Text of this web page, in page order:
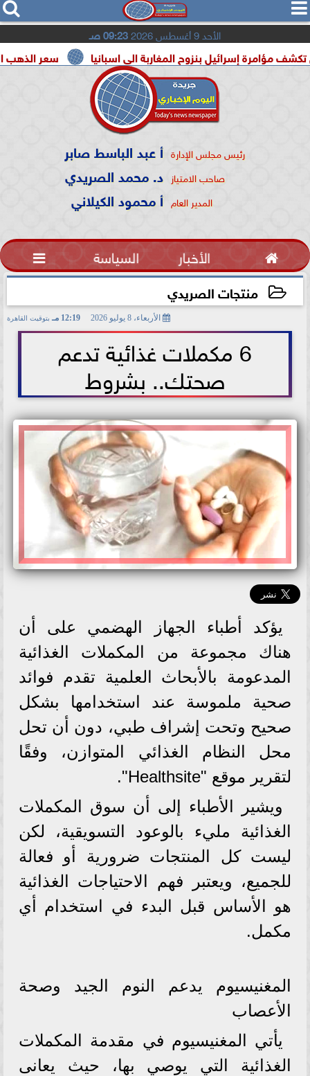
  
الأحد 9 أغسطس 2026 09:23 صـ
سعر الذهب اليوم السبت 8 أغسطس 2026 في بنزوح المغاربة الى اسبانيا
رئيس مجلس الإدارة أ عبد الباسط صابر
صاحب الامتياز د. محمد الصريدي
المدير العام أ محمود الكيلاني
 الأخبار السياسة 
منتجات الصريدي
الأربعاء، 8 يوليو 2026 12:19 مـ بتوقيت القاهرة
6 مكملات غذائية تدعم
صحتك.. بشروط
يؤكد أطباء الجهاز الهضمي على أن
هناك مجموعة من المكملات الغذائية
المدعومة بالأبحاث العلمية تقدم فوائد
صحية ملموسة عند استخدامها بشكل
صحيح وتحت إشراف طبي، دون أن تحل
محل النظام الغذائي المتوازن، وفقًا
لتقرير موقع "Healthsite".
ويشير الأطباء إلى أن سوق المكملات
الغذائية مليء بالوعود التسويقية، لكن
ليست كل المنتجات ضرورية أو فعالة
للجميع، ويعتبر فهم الاحتياجات الغذائية
هو الأساس قبل البدء في استخدام أي
مكمل.
المغنيسيوم يدعم النوم الجيد وصحة
الأعصاب
يأتي المغنيسيوم في مقدمة المكملات
الغذائية التي يوصي بها، حيث يعانى